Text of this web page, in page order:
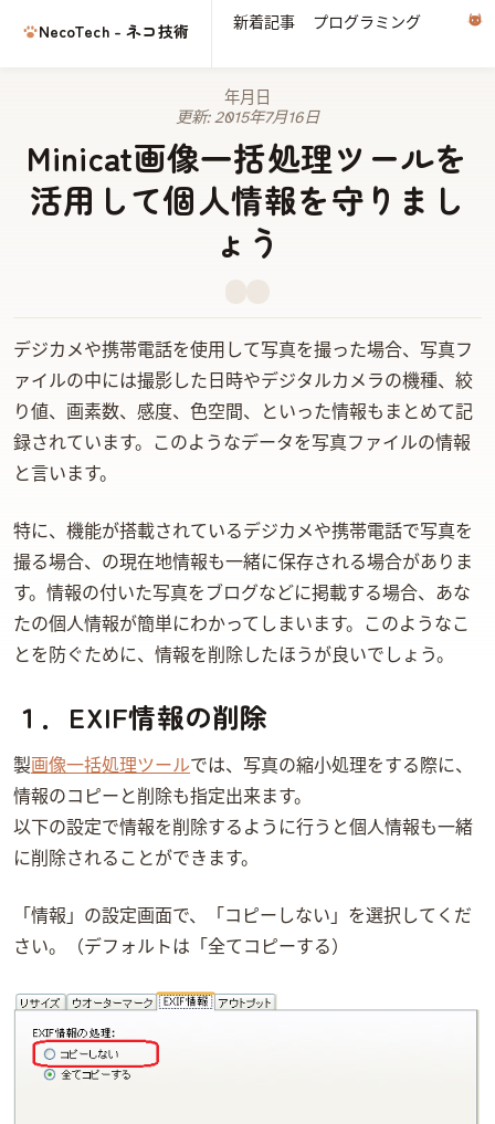
NecoTech - ネコ技術 新着記事 プログラミング 電子
2015年7月16日
更新: 2015年7月16日
Minicat画像一括処理ツールを
活用して個人情報を守りまし
ょう
デジカメや携帯電話を使用して写真を撮った場合、 写真フ
ァイルの中には撮影した日時やデジタルカメラの機種、絞
り値、画素数、 ISO感度、色空間、といった情報もまとめて記
録されています。このようなデータを写真ファイルのEXIF情報
と言います。
特に、GPS機能が搭載されているデジカメや携帯電話で写真を
撮る場合、GPSの現在地情報も一緒に保存される場合がありま
す。EXIF情報の付いた写真をブログなどに掲載する場合、あな
たの個人情報が簡単にわかってしまいます。このようなこ
とを防ぐために、EXIF情報を削除したほうが良いでしょう。
１．EXIF情報の削除
unvell製Minicat画像一括処理ツールでは、写真の縮小処理をする際に、 EXIF
情報のコピーと削除も指定出来ます。
以下の設定でEXIF情報を削除するように行うと個人情報も一緒
に削除されることができます。
「EXIF情報」の設定画面で、「コピーしない」を選択してくだ
さい。（デフォルトは「全てコピーする）